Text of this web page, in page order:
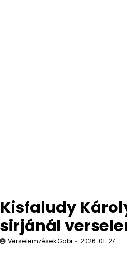
Kisfaludy
sirjánál
Verselemzések Gabi 2026-01-27